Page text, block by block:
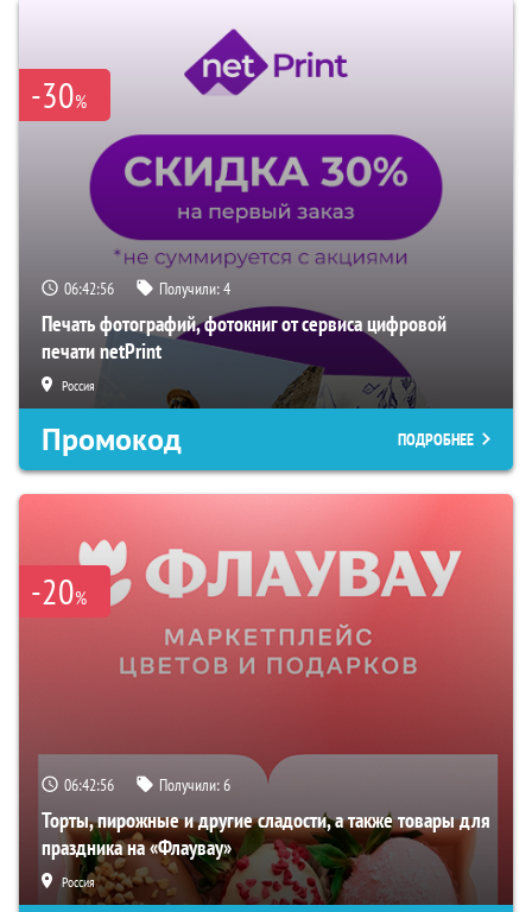
-30%
06:42:55 Получили:4
Печать фотографий, фотокниг от сервиса цифровой
печати netPrint
Россия
Промокод ПОДРОБНЕЕ
-20%
06:42:55 Получили:6
Торты, пирожные и другие сладости, а также товары для
праздника на «Флаувау»
Россия